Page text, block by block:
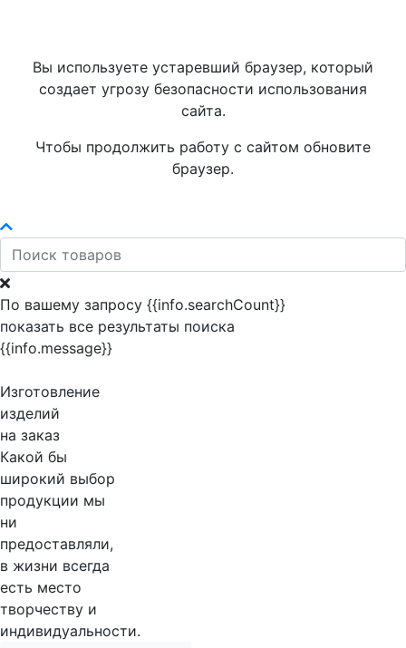
Вы используете устаревший браузер, который
создает угрозу безопасности использования
сайта.
Чтобы продолжить работу с сайтом обновите
браузер.
По вашему запросу {{info.searchCount}}
показать все результаты поиска
{{info.message}}
Изготовление
изделий
на заказ
Какой бы
широкий выбор
продукции мы
ни
предоставляли,
в жизни всегда
есть место
творчеству и
индивидуальности.